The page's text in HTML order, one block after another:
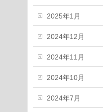
2025年1月
2024年12月
2024年11月
2024年10月
2024年7月